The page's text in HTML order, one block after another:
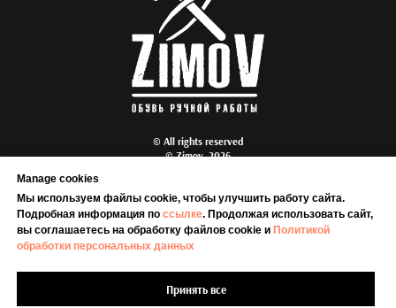
Manage cookies
Мы используем файлы cookie, чтобы улучшить работу сайта.
Подробная информация по ссылке. Продолжая использовать сайт,
вы соглашаетесь на обработку файлов cookie и Политикой
обработки персональных данных
Принять все
© All rights reserved
© Zimov, 2026
450098, РОССИЯ, РЕСПУБЛИКА БАШКОРТОСТАН, Г. УФА, УЛ. РОССИЙСКАЯ,
Д.94 ИНН 0276100926, КПП 027601001, ОГРН/ОГРНИП 1060276027240
,телефон +7-963-900-68-28, email:stefaufa2013@yandex.ru
Политика конфиденциальности
Гарантийные обязательства и памятка по использованию
обработку персональных данныхиПолитика использования cookies